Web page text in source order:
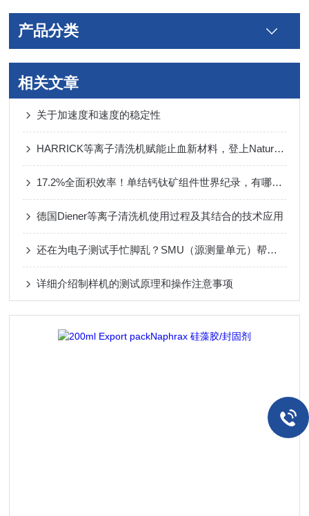
产品分类
相关文章
关于加速度和速度的稳定性
HARRICK等离子清洗机赋能止血新材料，登上Nature子刊的气凝胶
17.2%全面积效率！单结钙钛矿组件世界纪录，有哪些工艺支撑？
德国Diener等离子清洗机使用过程及其结合的技术应用
还在为电子测试手忙脚乱？SMU（源测量单元）帮你一站式解决所有难题
详细介绍制样机的测试原理和操作注意事项